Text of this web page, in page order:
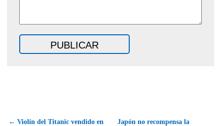
← Violín del Titanic vendido en
Japón no recompensa la